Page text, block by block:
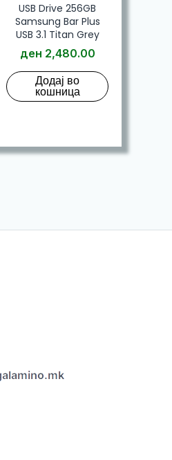
USB Drive 256GB
Samsung Bar Plus
USB 3.1 Titan Grey
ден 2,480.00
Додај во
кошница